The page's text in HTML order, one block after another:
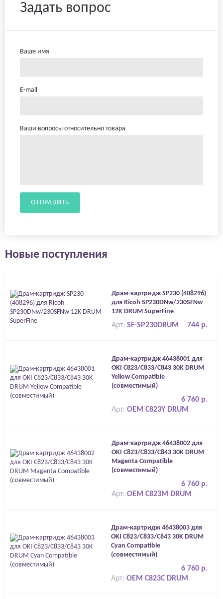
Задать вопрос
Ваше имя
E-mail
Ваши вопросы относительно товара
ОТПРАВИТЬ
Новые поступления
Драм-картридж SP230 (408296)
для Ricoh SP230DNw/230SFNw
12K DRUM SuperFine
744 р.
Арт: SF-SP230DRUM
Драм-картридж 46438001 для
OKI C823/C833/C843 30K DRUM
Yellow Compatible
(совместимый)
6 760 р.
Арт: OEM C823Y DRUM
Драм-картридж 46438002 для
OKI C823/C833/C843 30K DRUM
Magenta Compatible
(совместимый)
6 760 р.
Арт: OEM C823M DRUM
Драм-картридж 46438003 для
OKI C823/C833/C843 30K DRUM
Cyan Compatible
(совместимый)
6 760 р.
Арт:OEM C823C DRUM